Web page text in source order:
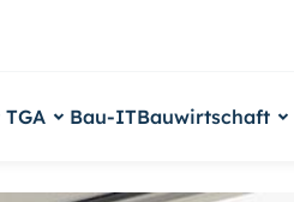
TGA Bau-ITBauwirtschaft